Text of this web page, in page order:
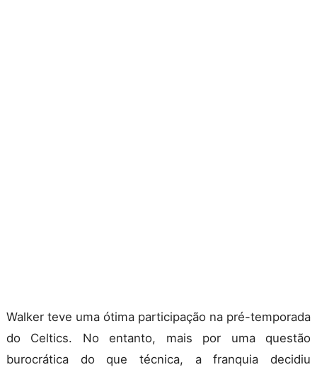
Walker teve uma ótima participação na pré-temporada
do Celtics. No entanto, mais por uma questão
burocrática do que técnica, a franquia decidiu